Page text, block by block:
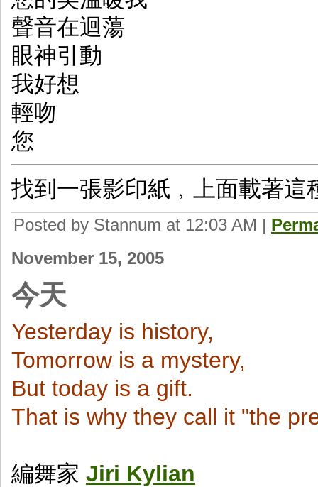
聲音在迴蕩
眼神引動
我好想
輕吻
您
找到一張影印紙﹐上面載著這
Posted by Stannum at 12:03 AM |
November 15, 2005
今天
Yesterday is history,
Tomorrow is a mystery,
But today is a gift.
That is why they call it "the
編舞家 Jiri Kylian